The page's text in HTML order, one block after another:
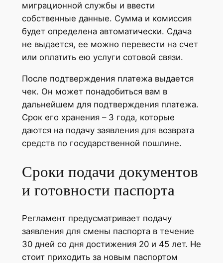
миграционной службы и ввести
собственные данные. Сумма и комиссия
будет определена автоматически. Сдача
не выдается, ее можно перевести на счет
или оплатить ею услуги сотовой связи.
После подтверждения платежа выдается
чек. Он может понадобиться вам в
дальнейшем для подтверждения платежа.
Срок его хранения – 3 года, которые
даются на подачу заявления для возврата
средств по государственной пошлине.
Сроки подачи документов
и готовности паспорта
Регламент предусматривает подачу
заявления для смены паспорта в течение
30 дней со дня достижения 20 и 45 лет. Не
стоит приходить за новым паспортом